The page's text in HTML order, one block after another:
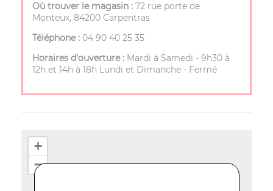
Où trouver le magasin : 72 rue porte de
Monteux, 84200 Carpentras
Téléphone : 04 90 40 25 35
Horaires d’ouverture : Mardi à Samedi - 9h30 à
12h et 14h à 18h Lundi et Dimanche - Fermé
+
−